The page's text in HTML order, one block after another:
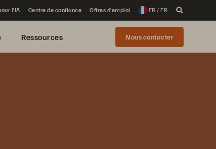
l’IA Centre de confiance Offres d’emploi FR / FR
Ressources Nous contacter